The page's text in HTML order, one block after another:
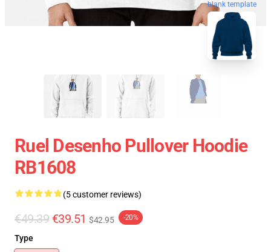
blank template
Ruel Desenho Pullover Hoodie
RB1608
(5 customer reviews)
€49.39 €39.51 $42.95 -20%
Type